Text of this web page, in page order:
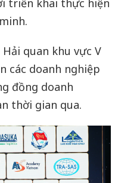
quan khu vực V
các doanh nghiệp
đồng doanh
thời gian qua.